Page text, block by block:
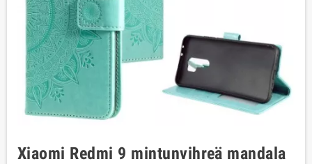
Xiaomi Redmi 9 mintunvihreä mandala